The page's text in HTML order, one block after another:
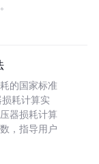
的国家标准
损耗计算实
器损耗计算
，指导用户